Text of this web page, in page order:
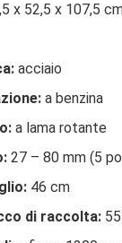
x 52,5 x 107,5
acciaio
a benzina
a lama rotante
27 – 80 mm (5
46 cm
di raccolta: